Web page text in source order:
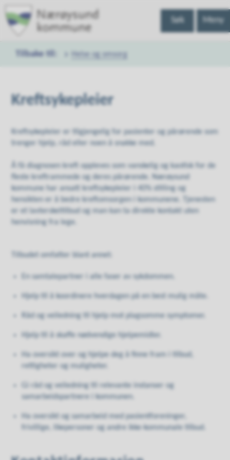
Nærøysund
Søk Meny
er
Helse og omsorg
Kreftsykepleier
Kreftsykepleier er tilgjengelig for pasienter og pårørende som
trenger hjelp, råd eller noen å snakke med.
Å få diagnosen kreft oppleves som vanskelig og kaotisk for de
fleste kreftrammede og deres pårørende. Nærøysund
kommune har ansatt kreftsykepleier i 40% stilling og
hensikten er å bedre kreftomsorgen i kommunene. Tjenesten
er et lavterskeltilbud og man kan ta direkte kontakt uten
henvisning fra lege.
Tilbudet omfatter blant annet:
En samtalepartner i alle faser av sykdommen.
Hjelp til å koordinere hverdagen på en best mulig måte.
Råd og veiledning til hjelp mot plagsomme symptomer.
Hjelp til å skaffe nødvendige hjelpemidler.
Ha oversikt over og hjelpe deg å finne fram i tilbud,
rettigheter og muligheter.
Gi råd og veiledning til relevante instanser og
samarbeidspartnere i kommunen.
Ha oversikt og samarbeid med pasientforeninger,
frivillige, likepersoner og andre ikke-kommunale tilbud.